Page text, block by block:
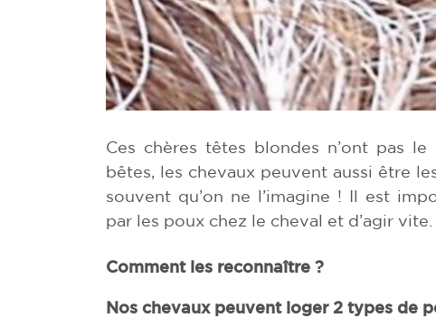
Ces chères têtes blondes n’ont pas
bêtes, les chevaux peuvent aussi être
souvent qu’on ne l’imagine ! Il est
par les poux chez le cheval et d’agir
Comment les reconnaître ?
Nos chevaux peuvent loger 2 types de